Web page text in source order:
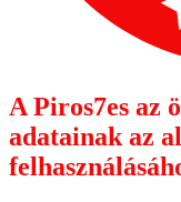
A Piros7es az
adatainak az